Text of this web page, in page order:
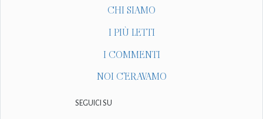
CHI SIAMO
I PIÙ LETTI
I COMMENTI
NOI C'ERAVAMO
SEGUICI SU